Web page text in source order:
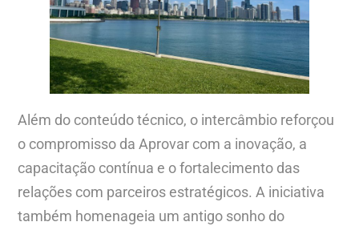
Além do conteúdo técnico, o intercâmbio reforçou
o compromisso da Aprovar com a inovação, a
capacitação contínua e o fortalecimento das
relações com parceiros estratégicos. A iniciativa
também homenageia um antigo sonho do